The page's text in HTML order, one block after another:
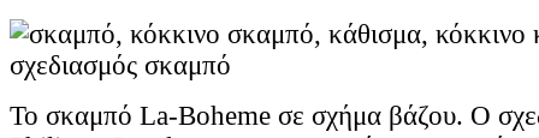
Το σκαμπό La-Boheme σε σχήμα βάζου. Ο